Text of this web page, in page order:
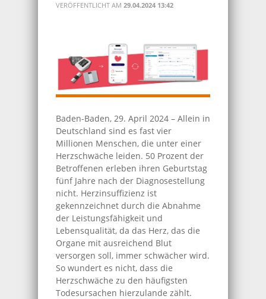
VERÖFFENTLICHT AM 29.04.2024 13:42
Baden-Baden, 29. April 2024 – Allein in
Deutschland sind es fast vier
Millionen Menschen, die unter einer
Herzschwäche leiden. 50 Prozent der
Betroffenen erleben ihren Geburtstag
fünf Jahre nach der Diagnosestellung
nicht. Herzinsuffizienz ist
gekennzeichnet durch die Abnahme
der Leistungsfähigkeit und
Lebensqualität, da das Herz, das die
Organe mit ausreichend Blut
versorgen soll, immer schwächer wird.
So wundert es nicht, dass die
Herzschwäche zu den häufigsten
Todesursachen hierzulande zählt.